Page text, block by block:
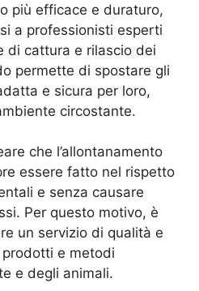
più efficace e duraturo,
a professionisti esperti
di cattura e rilascio dei
permette di spostare gli
e sicura per loro,
circostante.
che l’allontanamento
essere fatto nel rispetto
e senza causare
Per questo motivo, è
un servizio di qualità e
e metodi
e degli animali.